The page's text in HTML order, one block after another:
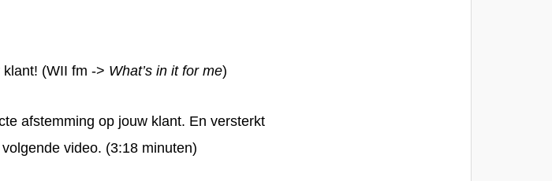
klant! (WII fm -> What’s in it for me)
afstemming op jouw klant. En versterkt
video. (3:18 minuten)